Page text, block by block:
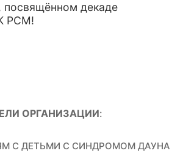
посвящённом декаде
РСМ!
ОРГАНИЗАЦИИ:
С ДЕТЬМИ С СИНДРОМОМ ДАУНА